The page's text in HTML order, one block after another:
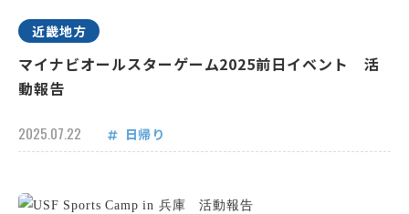
近畿地方
マイナビオールスターゲーム2025前日イベント 活
動報告
2025.07.22 日帰り